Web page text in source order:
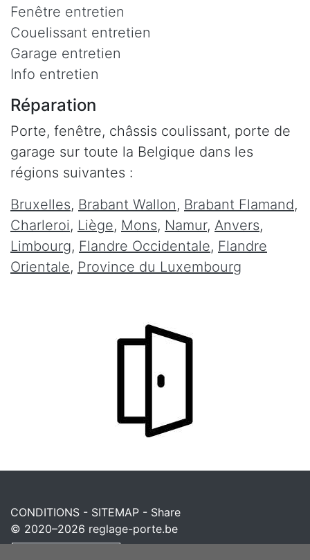
Fenêtre entretien
Couelissant entretien
Garage entretien
Info entretien
Réparation
Porte, fenêtre, châssis coulissant, porte de
garage sur toute la Belgique dans les
régions suivantes :
Bruxelles, Brabant Wallon, Brabant Flamand,
Charleroi, Liège, Mons, Namur, Anvers,
Limbourg, Flandre Occidentale, Flandre
Orientale, Province du Luxembourg
CONDITIONS - SITEMAP - Share
© 2020–2026 reglage-porte.be